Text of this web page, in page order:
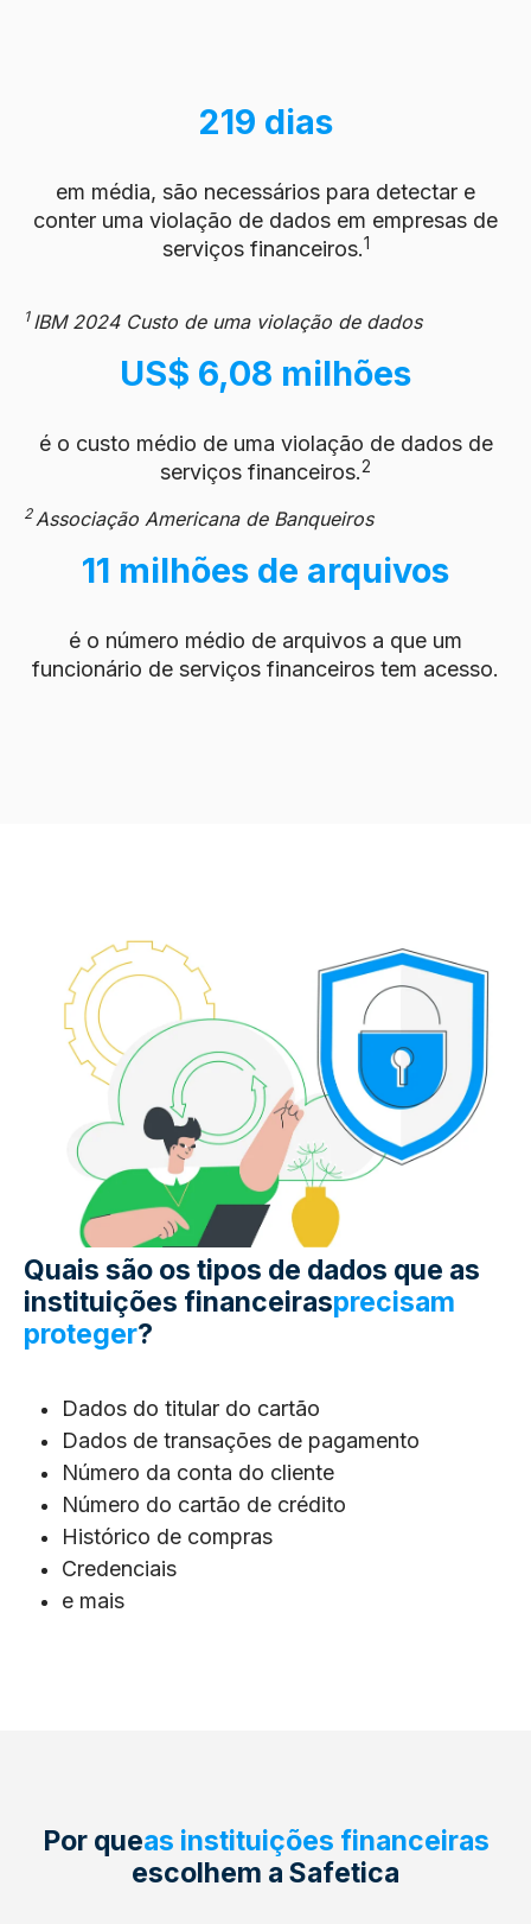
219 dias
em média, são necessários para detectar e
conter uma violação de dados em empresas de
serviços financeiros.1
1 IBM 2024 Custo de uma violação de dados
US$ 6,08 milhões
é o custo médio de uma violação de dados de
serviços financeiros.2
2Associação Americana de Banqueiros
11 milhões de arquivos
é o número médio de arquivos a que um
funcionário de serviços financeiros tem acesso.
Quais são os tipos de dados que as
instituições financeirasprecisam
proteger?
Dados do titular do cartão
Dados de transações de pagamento
Número da conta do cliente
Número do cartão de crédito
Histórico de compras
Credenciais
e mais
Por queas instituições financeiras
escolhem a Safetica